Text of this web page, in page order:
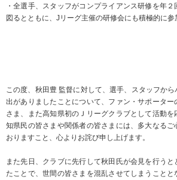
・全選手、スタッフがコンプライアンス研修を年
図るとともに、Jリーグ主催の研修会にも積極的に参
この度、秋田豊 監督に対して、選手、スタッフか
出がありましたことについて、ファン・サポーター
さま、また高知県初のＪリーグクラブとして活動
知県民の皆さまや関係者の皆さまには、多大なるご
おりますこと、心よりお詫び申し上げます。
また先日、クラブに先行して秋田氏が会見を行うと
たことで、世間の皆さまを混乱させてしまうことと